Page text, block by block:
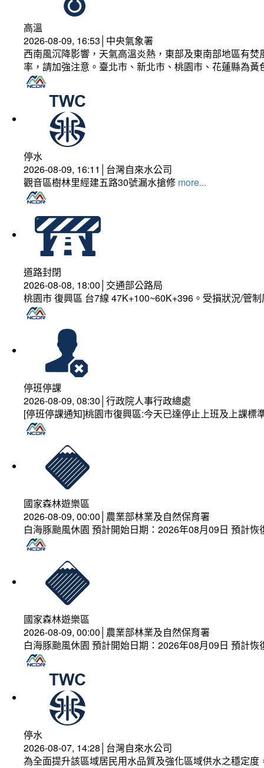
高溫
2026-08-09, 16:53│中央氣象署
西南風沉降影響，天氣高溫炎熱，東部及東南部地區有
率，請加強注意。臺北市、新北市、桃園市、花蓮縣為
停水
2026-08-09, 16:11│台灣自來水公司
觀音區樹林里經建五路30號漏水搶修 more...
道路封閉
2026-08-08, 18:00│交通部公路局
桃園市 復興區 台7線 47K+100~60K+396。受損狀況/管
停班停課
2026-08-09, 08:30│行政院人事行政總處
[停班停課通知]桃園市復興區:今天已達停止上班及上課
國家森林遊樂區
2026-08-09, 00:00│農業部林業及自然保育署
白海豚颱風休園 預計開始日期：2026年08月09日 預計
國家森林遊樂區
2026-08-09, 00:00│農業部林業及自然保育署
白海豚颱風休園 預計開始日期：2026年08月09日 預計
停水
2026-08-07, 14:28│台灣自來水公司
為全面提升該區域居民用水品質及強化區域供水之穩定